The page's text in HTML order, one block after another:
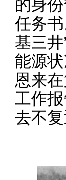
的身
任务
基三
能源
恩来
工作
去不复